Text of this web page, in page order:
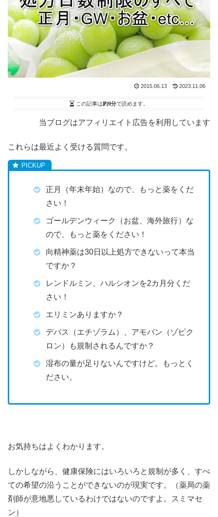
2015.06.13 2023.11.06
この記事は約9分で読めます。
当ブログはアフィリエイト広告を利用しています
これらは最近よく受ける質問です。
正月（年末年始）なので、もっと薬をくだ
さい！
ゴールデンウィーク（お盆、海外旅行）な
ので、もっと薬をください！
向精神薬は30日以上処方できないって本当
ですか？
レンドルミン、ハルシオンを2カ月分くだ
さい！
エリミンありますか？
デパス（エチゾラム）、アモバン（ゾピク
ロン）も規制されるんですか？
湿布の量が足りないんですけど。もっとく
ださい。
お気持ちはよくわかります。
しかしながら、健康保険にはいろいろと規制が多く、すべ
ての希望の沿うことができないのが現実です。（薬局の薬
剤師が意地悪しているわけではないのですよ。スミマセ
ン）